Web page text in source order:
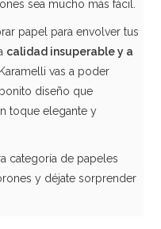
sea mucho más fácil.
papel para envolver tus
calidad insuperable y a
Karamelli vas a poder
diseño que
toque elegante y
categoría de papeles
y déjate sorprender